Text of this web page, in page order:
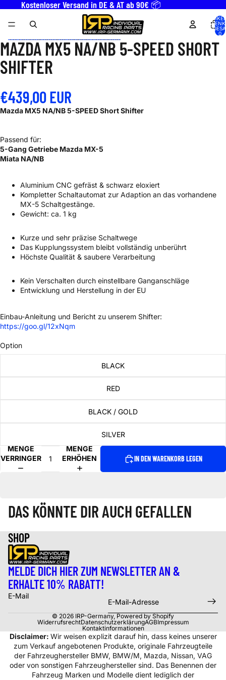
Kostenloser Versand in DE & AT ab 90€ 📦
0
Zu Produktinformationen springen
BILD
IM
VOLLBILDMODUS
ÖFFNEN
BILD
IM
VOLLBILDMODUS
ÖFFNEN
BILD
IM
VOLLBILDMODUS
ÖFFNEN
BILD
IM
VOLLBILDMODUS
ÖFFNEN
BILD
IM
VOLLBILDMODUS
ÖFFNEN
BILD
IM
VOLLBILDMODUS
ÖFFNEN
BILD
IM
VOLLBILDMODUS
ÖFFNEN
BILD
IM
VOLLBILDMODUS
ÖFFNEN
BILD
IM
VOLLBILDMODUS
ÖFFNEN
BILD
IM
VOLLBILDMODUS
ÖFFNEN
MAZDA MX5 NA/NB 5-SPEED SHORT
SHIFTER
€439,00 EUR
Mazda MX5 NA/NB 5-SPEED Short Shifter
Passend für:
5-Gang Getriebe Mazda MX-5
Miata NA/NB
Aluminium CNC gefräst & schwarz eloxiert
Kompletter Schaltautomat zur Adaption an das vorhandene
MX-5 Schaltgestänge.
Gewicht: ca. 1 kg
Kurze und sehr präzise Schaltwege
Das Kupplungssystem bleibt vollständig unberührt
Höchste Qualität & saubere Verarbeitung
Kein Verschalten durch einstellbare Ganganschläge
Entwicklung und Herstellung in der EU
Einbau-Anleitung und Bericht zu unserem Shifter:
https://goo.gl/12xNqm
Option
BLACK
RED
BLACK / GOLD
SILVER
MENGE
VERRINGERN
MENGE
ERHÖHEN
IN DEN WARENKORB LEGEN
DAS KÖNNTE DIR AUCH GEFALLEN
SHOP
MELDE DICH HIER ZUM NEWSLETTER AN &
ERHALTE 10% RABATT!
E-Mail
© 2026 IRP-Germany, Powered by Shopify
WiderrufsrechtDatenschutzerklärungAGBImpressum
Kontaktinformationen
Disclaimer: Wir weisen explizit darauf hin, dass keines unserer
zum Verkauf angebotenen Produkte, originale Fahrzeugteile
der Fahrzeughersteller BMW, BMW/M, Mazda, Nissan, VAG
oder von sonstigen Fahrzeughersteller sind. Das Benennen der
Fahrzeug Marken und Modelle dient lediglich der